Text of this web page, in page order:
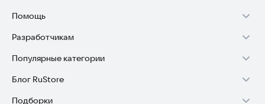
Помощь
Установка RuStore на TV
Установка RuStore на телефон
Установка RuStore в машину
Разработчикам
Зарабатывать с RuStore
Стать разработчиком
Популярные категории
Игры для Android
Блог RuStore
Подборки